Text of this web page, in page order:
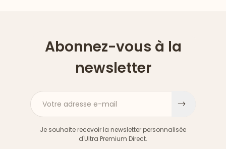
Abonnez-vous à la
newsletter
Votre adresse e-mail
Je souhaite recevoir la newsletter personnalisée
d'Ultra Premium Direct.